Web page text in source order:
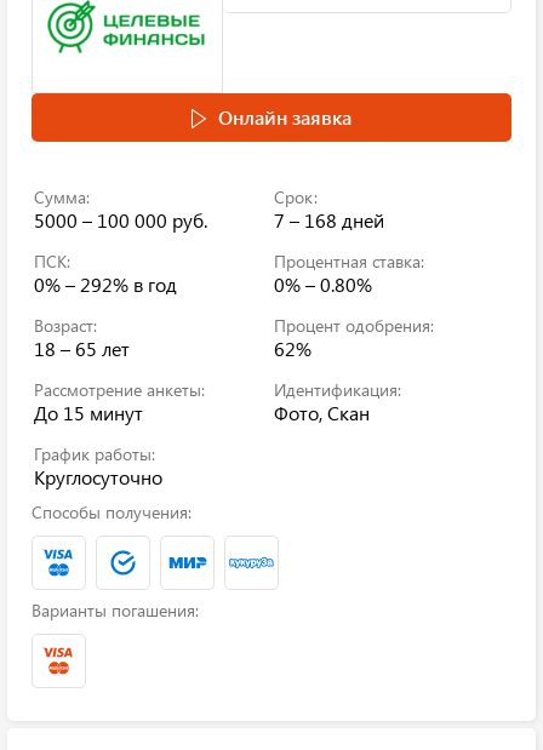
Онлайн заявка
Сумма:
5000 – 100 000 руб.
Срок:
7 – 168 дней
ПСК:
0% – 292% в год
Процентная ставка:
0% – 0.80%
Возраст:
18 – 65 лет
Процент одобрения:
62%
Рассмотрение анкеты:
До 15 минут
Идентификация:
Фото, Скан
График работы:
Круглосуточно
Способы получения:
Варианты погашения: